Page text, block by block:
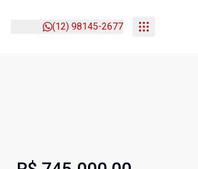
(12) 98145-2677